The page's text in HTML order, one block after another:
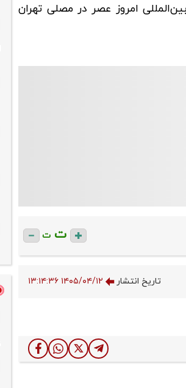
امروز عصر در مصلی تهران
ت ت
تاریخ انتشار ۱۴۰۵/۰۴/۱۲ ۱۳:۱۴:۳۶